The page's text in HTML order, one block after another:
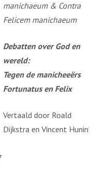
manichaeum & Contra
Felicem manichaeum
Debatten over God en
wereld:
Tegen de manicheeërs
Fortunatus en Felix
Vertaald door Roald
Dijkstra en Vincent Hunink,